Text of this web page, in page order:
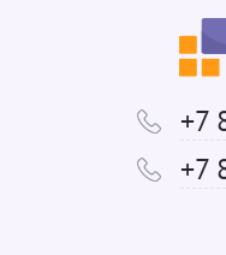
+7
+7